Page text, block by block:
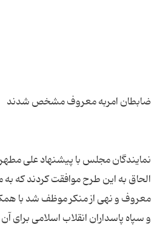
نمایندگان مجلس با پیشنهاد علی
الحاق به این طرح موافقت کردند که به
معروف و نهی از منکر موظف شد با
و سپاه پاسداران انقلاب اسلامی برای